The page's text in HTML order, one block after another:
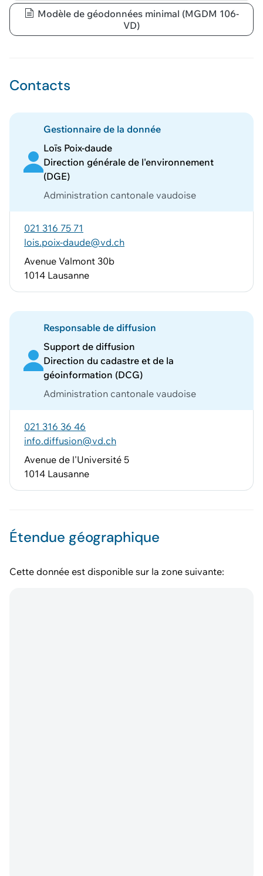
Modèle de géodonnées minimal (MGDM 106-
VD)
Contacts
Gestionnaire de la donnée
Loïs Poix-daude
Direction générale de l'environnement
(DGE)
Administration cantonale vaudoise
021 316 75 71
lois.poix-daude@vd.ch
Avenue Valmont 30b
1014 Lausanne
Responsable de diffusion
Support de diffusion
Direction du cadastre et de la
géoinformation (DCG)
Administration cantonale vaudoise
021 316 36 46
info.diffusion@vd.ch
Avenue de l'Université 5
1014 Lausanne
Étendue géographique
Cette donnée est disponible sur la zone suivante: